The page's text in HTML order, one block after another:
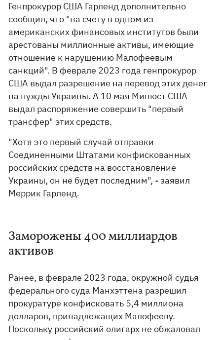
Генпрокурор США Гарленд дополнительно
сообщил, что "на счету в одном из
американских финансовых институтов были
арестованы миллионные активы, имеющие
отношение к нарушению Малофеевым
санкций". В феврале 2023 года генпрокурор
США выдал разрешение на перевод этих денег
на нужды Украины. А 10 мая Минюст США
выдал распоряжение совершить "первый
трансфер" этих средств.
"Хотя это первый случай отправки
Соединенными Штатами конфискованных
российских средств на восстановление
Украины, он не будет последним", - заявил
Меррик Гарленд.
Заморожены 400 миллиардов
активов
Ранее, в феврале 2023 года, окружной судья
федерального суда Манхэттена разрешил
прокуратуре конфисковать 5,4 миллиона
долларов, принадлежащих Малофееву.
Поскольку российский олигарх не обжаловал